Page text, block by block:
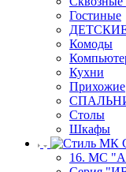
Гостиные
Комоды
Кухни
Прихожие
Столы
Шкафы
16. МС